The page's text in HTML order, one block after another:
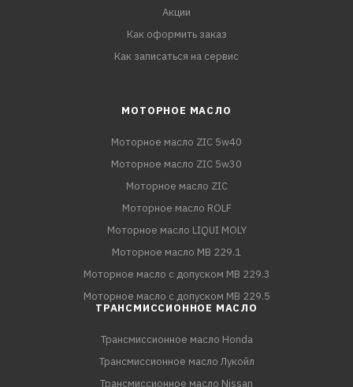
Акции
Как оформить заказ
Как записаться на сервис
МОТОРНОЕ МАСЛО
Моторное масло ZIC 5w40
Моторное масло ZIC 5w30
Моторное масло ZIC
Моторное масло ROLF
Моторное масло LIQUI MOLY
Моторное масло MB 229.1
Моторное масло с допуском MB 229.3
Моторное масло с допуском MB 229.5
ТРАНСМИССИОННОЕ МАСЛО
Трансмиссионное масло Honda
Трансмиссионное масло Лукойл
Трансмиссионное масло Nissan